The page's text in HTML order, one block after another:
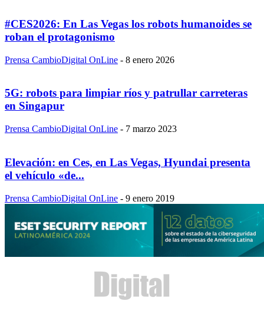
#CES2026: En Las Vegas los robots humanoides se
roban el protagonismo
Prensa CambioDigital OnLine - 8 enero 2026
5G: robots para limpiar ríos y patrullar carreteras
en Singapur
Prensa CambioDigital OnLine - 7 marzo 2023
Elevación: en Ces, en Las Vegas, Hyundai presenta
el vehículo «de...
Prensa CambioDigital OnLine - 9 enero 2019